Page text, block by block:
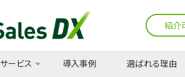
紹介
サービス 導入事例 選ばれる理由